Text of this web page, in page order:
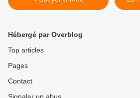
Hébergé par Overblog
Top articles
Pages
Contact